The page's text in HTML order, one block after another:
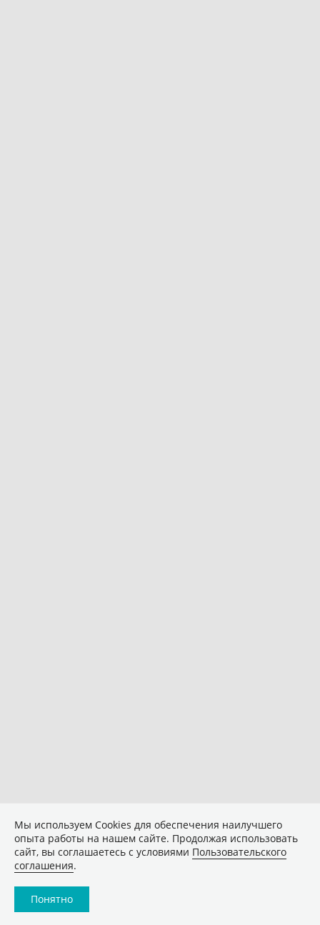
Мы используем Сookies для обеспечения наилучшего
опыта работы на нашем сайте. Продолжая использовать
сайт, вы соглашаетесь с условиями Пользовательского
соглашения.
Понятно